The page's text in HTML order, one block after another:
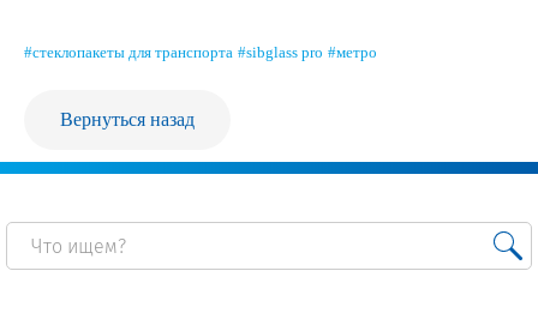
Личный кабинет
#стеклопакеты для транспорта #sibglass pro #метро
Вернуться назад